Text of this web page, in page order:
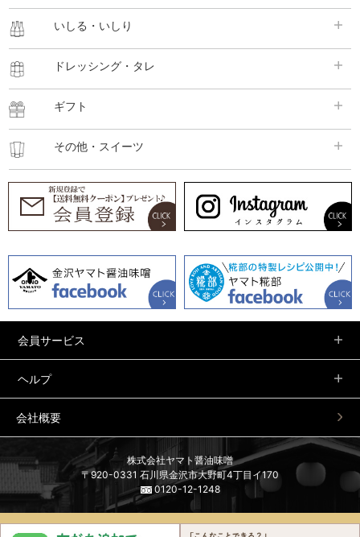
いしる・いしり
ドレッシング・タレ
ギフト
その他・スイーツ
会員サービス
ヘルプ
会社概要
株式会社ヤマト醤油味噌
〒920-0331 石川県金沢市大野町4丁目イ170
0120-12-1248
©2017 Yamato Soysauce & Miso Co.,Ltd. All Rights Reserved.